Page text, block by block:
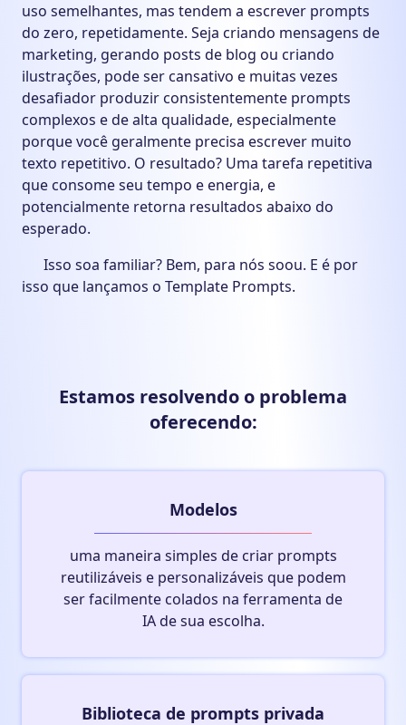
uso semelhantes, mas tendem a escrever prompts
do zero, repetidamente. Seja criando mensagens de
marketing, gerando posts de blog ou criando
ilustrações, pode ser cansativo e muitas vezes
desafiador produzir consistentemente prompts
complexos e de alta qualidade, especialmente
porque você geralmente precisa escrever muito
texto repetitivo. O resultado? Uma tarefa repetitiva
que consome seu tempo e energia, e
potencialmente retorna resultados abaixo do
esperado.
Isso soa familiar? Bem, para nós soou. E é por
isso que lançamos o Template Prompts.
Estamos resolvendo o problema
oferecendo:
Modelos
uma maneira simples de criar prompts
reutilizáveis e personalizáveis que podem
ser facilmente colados na ferramenta de
IA de sua escolha.
Biblioteca de prompts privada